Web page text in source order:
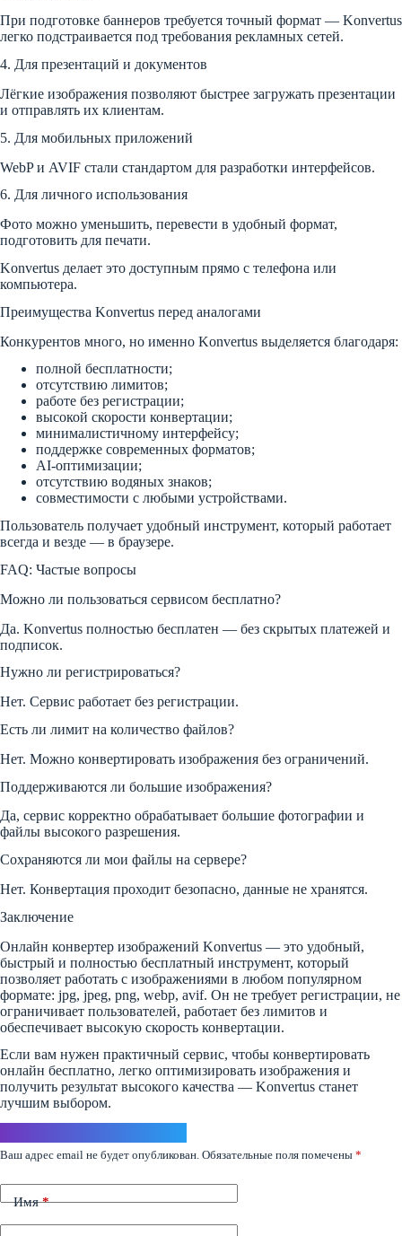
При подготовке баннеров требуется точный формат — Konvertus
легко подстраивается под требования рекламных сетей.
4. Для презентаций и документов
Лёгкие изображения позволяют быстрее загружать презентации
и отправлять их клиентам.
5. Для мобильных приложений
WebP и AVIF стали стандартом для разработки интерфейсов.
6. Для личного использования
Фото можно уменьшить, перевести в удобный формат,
подготовить для печати.
Konvertus делает это доступным прямо с телефона или
компьютера.
Преимущества Konvertus перед аналогами
Конкурентов много, но именно Konvertus выделяется благодаря:
полной бесплатности;
отсутствию лимитов;
работе без регистрации;
высокой скорости конвертации;
минималистичному интерфейсу;
поддержке современных форматов;
AI-оптимизации;
отсутствию водяных знаков;
совместимости с любыми устройствами.
Пользователь получает удобный инструмент, который работает
всегда и везде — в браузере.
FAQ: Частые вопросы
Можно ли пользоваться сервисом бесплатно?
Да. Konvertus полностью бесплатен — без скрытых платежей и
подписок.
Нужно ли регистрироваться?
Нет. Сервис работает без регистрации.
Есть ли лимит на количество файлов?
Нет. Можно конвертировать изображения без ограничений.
Поддерживаются ли большие изображения?
Да, сервис корректно обрабатывает большие фотографии и
файлы высокого разрешения.
Сохраняются ли мои файлы на сервере?
Нет. Конвертация проходит безопасно, данные не хранятся.
Заключение
Онлайн конвертер изображений Konvertus — это удобный,
быстрый и полностью бесплатный инструмент, который
позволяет работать с изображениями в любом популярном
формате: jpg, jpeg, png, webp, avif. Он не требует регистрации, не
ограничивает пользователей, работает без лимитов и
обеспечивает высокую скорость конвертации.
Если вам нужен практичный сервис, чтобы конвертировать
онлайн бесплатно, легко оптимизировать изображения и
получить результат высокого качества — Konvertus станет
лучшим выбором.
Ваш адрес email не будет опубликован. Обязательные поля помечены *
Имя*